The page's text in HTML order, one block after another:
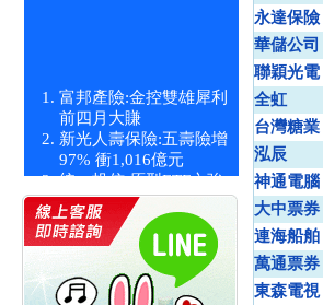
富邦產險:金控雙雄犀利
前四月大賺
新光人壽保險:五壽險增
97% 衝1,016億元
統一投信:原型ETF六強
漲逾九成
統一投信:主動式ETF溢
價 被盯上
新光人壽保險:新壽Q1外
價金將達996億
宇辰系統科技:宇辰業績
永達保險
華儲公司
聯穎光電
全虹
台灣糖業
泓辰
神通電腦
大中票券
連海船舶
萬通票券
東森電視